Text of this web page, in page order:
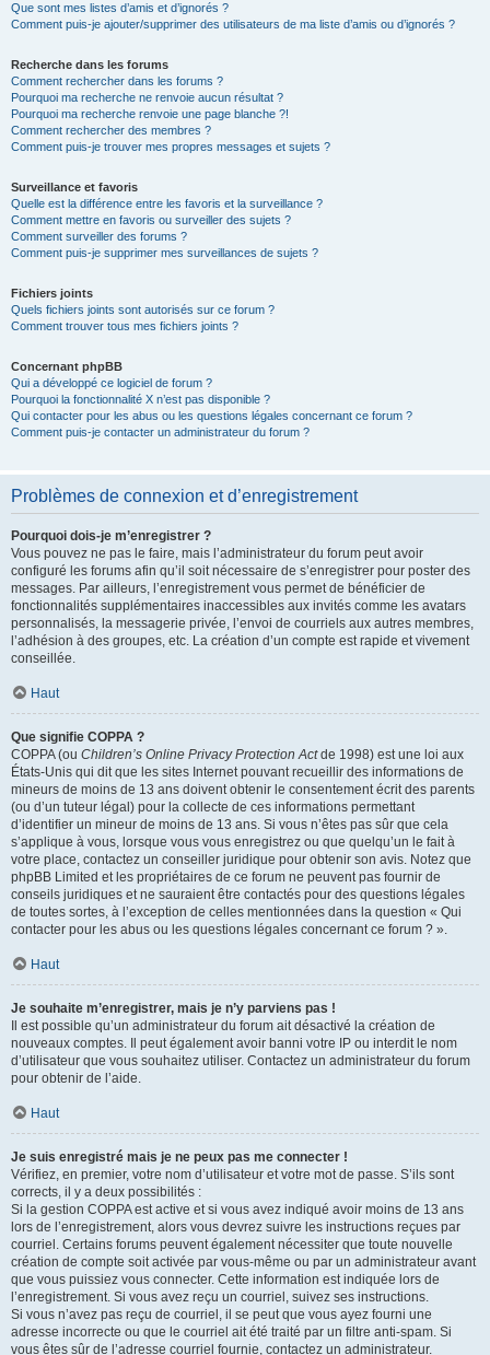
Que sont mes listes d’amis et d’ignorés ?
Comment puis-je ajouter/supprimer des utilisateurs de ma liste d’amis ou d’ignorés ?
Recherche dans les forums
Comment rechercher dans les forums ?
Pourquoi ma recherche ne renvoie aucun résultat ?
Pourquoi ma recherche renvoie une page blanche ?!
Comment rechercher des membres ?
Comment puis-je trouver mes propres messages et sujets ?
Surveillance et favoris
Quelle est la différence entre les favoris et la surveillance ?
Comment mettre en favoris ou surveiller des sujets ?
Comment surveiller des forums ?
Comment puis-je supprimer mes surveillances de sujets ?
Fichiers joints
Quels fichiers joints sont autorisés sur ce forum ?
Comment trouver tous mes fichiers joints ?
Concernant phpBB
Qui a développé ce logiciel de forum ?
Pourquoi la fonctionnalité X n’est pas disponible ?
Qui contacter pour les abus ou les questions légales concernant ce forum ?
Comment puis-je contacter un administrateur du forum ?
Problèmes de connexion et d’enregistrement
Pourquoi dois-je m’enregistrer ?
Vous pouvez ne pas le faire, mais l’administrateur du forum peut avoir
configuré les forums afin qu’il soit nécessaire de s’enregistrer pour poster des
messages. Par ailleurs, l’enregistrement vous permet de bénéficier de
fonctionnalités supplémentaires inaccessibles aux invités comme les avatars
personnalisés, la messagerie privée, l’envoi de courriels aux autres membres,
l’adhésion à des groupes, etc. La création d’un compte est rapide et vivement
conseillée.
Haut
Que signifie COPPA ?
COPPA (ou Children’s Online Privacy Protection Actde 1998) est une loi aux
États-Unis qui dit que les sites Internet pouvant recueillir des informations de
mineurs de moins de 13 ans doivent obtenir le consentement écrit des parents
(ou d’un tuteur légal) pour la collecte de ces informations permettant
d’identifier un mineur de moins de 13 ans. Si vous n’êtes pas sûr que cela
s’applique à vous, lorsque vous vous enregistrez ou que quelqu’un le fait à
votre place, contactez un conseiller juridique pour obtenir son avis. Notez que
phpBB Limited et les propriétaires de ce forum ne peuvent pas fournir de
conseils juridiques et ne sauraient être contactés pour des questions légales
de toutes sortes, à l’exception de celles mentionnées dans la question « Qui
contacter pour les abus ou les questions légales concernant ce forum ? ».
Haut
Je souhaite m’enregistrer, mais je n’y parviens pas !
Il est possible qu’un administrateur du forum ait désactivé la création de
nouveaux comptes. Il peut également avoir banni votre IP ou interdit le nom
d’utilisateur que vous souhaitez utiliser. Contactez un administrateur du forum
pour obtenir de l’aide.
Haut
Je suis enregistré mais je ne peux pas me connecter !
Vérifiez, en premier, votre nom d’utilisateur et votre mot de passe. S’ils sont
corrects, il y a deux possibilités :
Si la gestion COPPA est active et si vous avez indiqué avoir moins de 13 ans
lors de l’enregistrement, alors vous devrez suivre les instructions reçues par
courriel. Certains forums peuvent également nécessiter que toute nouvelle
création de compte soit activée par vous-même ou par un administrateur avant
que vous puissiez vous connecter. Cette information est indiquée lors de
l’enregistrement. Si vous avez reçu un courriel, suivez ses instructions.
Si vous n’avez pas reçu de courriel, il se peut que vous ayez fourni une
adresse incorrecte ou que le courriel ait été traité par un filtre anti-spam. Si
vous êtes sûr de l’adresse courriel fournie, contactez un administrateur.